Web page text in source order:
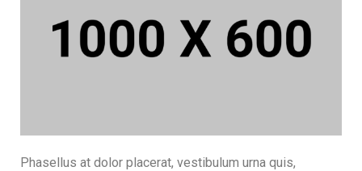
Phasellus at dolor placerat, vestibulum urna quis,